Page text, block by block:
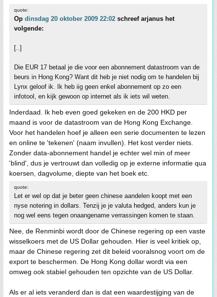
quote:
Op dinsdag 20 oktober 2009 22:02 schreef arjanus het
volgende:
[..]
Die EUR 17 betaal je die voor een abonnement datastroom van de
beurs in Hong Kong? Want dit heb je niet nodig om te handelen bij
Lynx geloof ik. Ik heb iig geen enkel abonnement op zo een
infotool, en kijk gewoon op internet als ik iets wil weten.
Inderdaad. Ik heb even goed gekeken en de 200 HKD per
maand is voor de datastroom van de Hong Kong Exchange.
Voor het handelen hoef je alleen een serie documenten te lezen
en online te 'tekenen' (naam invullen). Het kost verder niets.
Zonder data-abonnement handel je echter wel min of meer
'blind', dus je vertrouwt dan volledig op je externe informatie qua
koersen, dagvolume, diepte van het boek etc.
quote:
Let er wel op dat je beter geen chinese aandelen koopt met een
nyse notering in dollars. Tenzij je je valuta hedged, anders kun je
nog wel eens tegen onaangename verrassingen komen te staan.
Nee, de Renminbi wordt door de Chinese regering op een vaste
wisselkoers met de US Dollar gehouden. Hier is veel kritiek op,
maar de Chinese regering zet dit beleid vooralsnog voort om de
export te beschermen. De Hong Kong dollar wordt via een
omweg ook stabiel gehouden ten opzichte van de US Dollar.
Als er al iets veranderd dan is dat een waardestijging van de